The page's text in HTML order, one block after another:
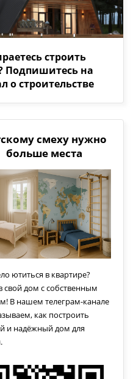
строить
Подпишитесь на
о строительстве
смеху нужно
больше места
ютиться в квартире?
свой дом с собственным
В нашем телеграм-канале
как построить
и надёжный дом для